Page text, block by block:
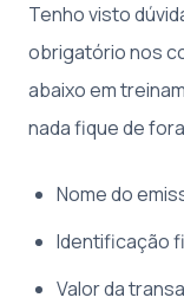
Tenho visto
obrigatório nos
abaixo em
nada fique de
Nome do
Identificação
Valor da